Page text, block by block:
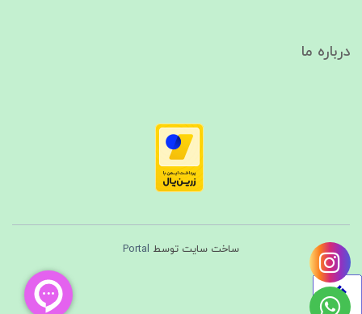
درباره ما
ساخت سایت توسط Portal